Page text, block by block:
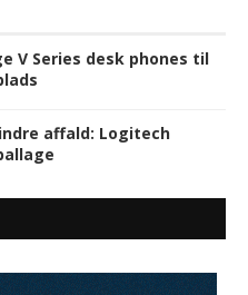
V Series desk phones til
affald: Logitech